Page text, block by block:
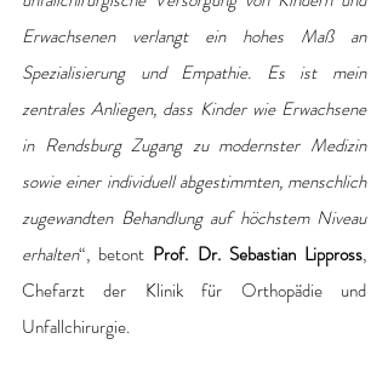
Erwachsenen verlangt ein hohes Maß an
Spezialisierung und Empathie. Es ist mein
zentrales Anliegen, dass Kinder wie Erwachsene
in Rendsburg Zugang zu modernster Medizin
sowie einer individuell abgestimmten, menschlich
zugewandten Behandlung auf höchstem Niveau
erhalten“, betont Prof. Dr. Sebastian Lippross,
Chefarzt der Klinik für Orthopädie und
Unfallchirurgie.